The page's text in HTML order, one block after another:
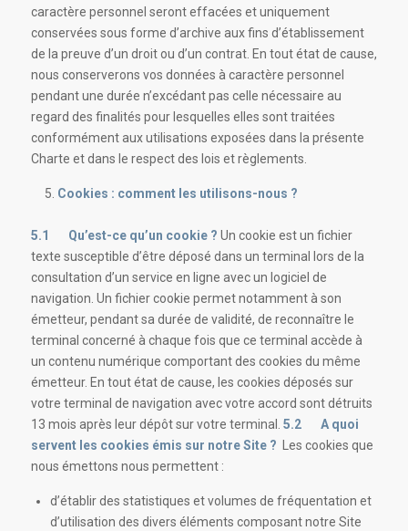
caractère personnel seront effacées et uniquement
conservées sous forme d’archive aux fins d’établissement
de la preuve d’un droit ou d’un contrat. En tout état de cause,
nous conserverons vos données à caractère personnel
pendant une durée n’excédant pas celle nécessaire au
regard des finalités pour lesquelles elles sont traitées
conformément aux utilisations exposées dans la présente
Charte et dans le respect des lois et règlements.
Cookies : comment les utilisons-nous ?
5.1 Qu’est-ce qu’un cookie ? Un cookie est un fichier
texte susceptible d’être déposé dans un terminal lors de la
consultation d’un service en ligne avec un logiciel de
navigation. Un fichier cookie permet notamment à son
émetteur, pendant sa durée de validité, de reconnaître le
terminal concerné à chaque fois que ce terminal accède à
un contenu numérique comportant des cookies du même
émetteur. En tout état de cause, les cookies déposés sur
votre terminal de navigation avec votre accord sont détruits
13 mois après leur dépôt sur votre terminal. 5.2 A quoi
servent les cookies émis sur notre Site ? Les cookies que
nous émettons nous permettent :
d’établir des statistiques et volumes de fréquentation et
d’utilisation des divers éléments composant notre Site